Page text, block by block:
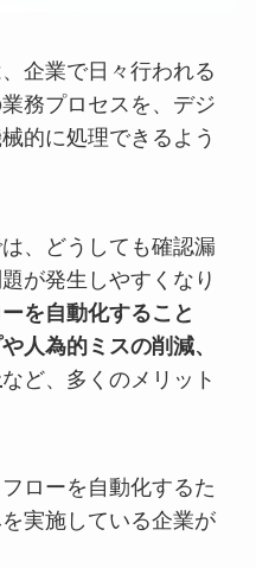
企業で日々行われる
務プロセスを、デジ
的に処理できるよう
、どうしても確認漏
が発生しやすくなり
を自動化すること
人為的ミスの削減、
など、多くのメリット
ローを自動化するた
実施している企業が